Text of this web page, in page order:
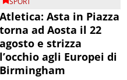
Atletica: Asta in Piazza
torna ad Aosta il 22
agosto e strizza
l’occhio agli Europei di
Birmingham